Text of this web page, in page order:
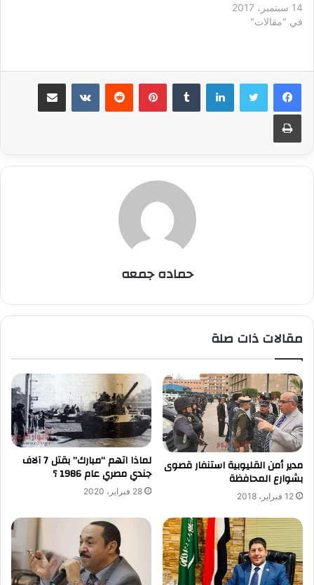
وعندما تقدّم العمر بالساحر،
طلب من الملك أن يبعث له
14 سبتمبر، 2017
في "مقالات"
لينكدإن بينتيريست مشاركة عبر البريد
طباعة
حماده جمعه
مقالات ذات صلة
مدير أمن القليوبية استنفار قصوى
بشوارع المحافظة
12 فبراير، 2018
لماذا اتهم “مبارك” بقتل 7 آلاف
جندي مصري عام 1986 ؟
28 فبراير، 2020